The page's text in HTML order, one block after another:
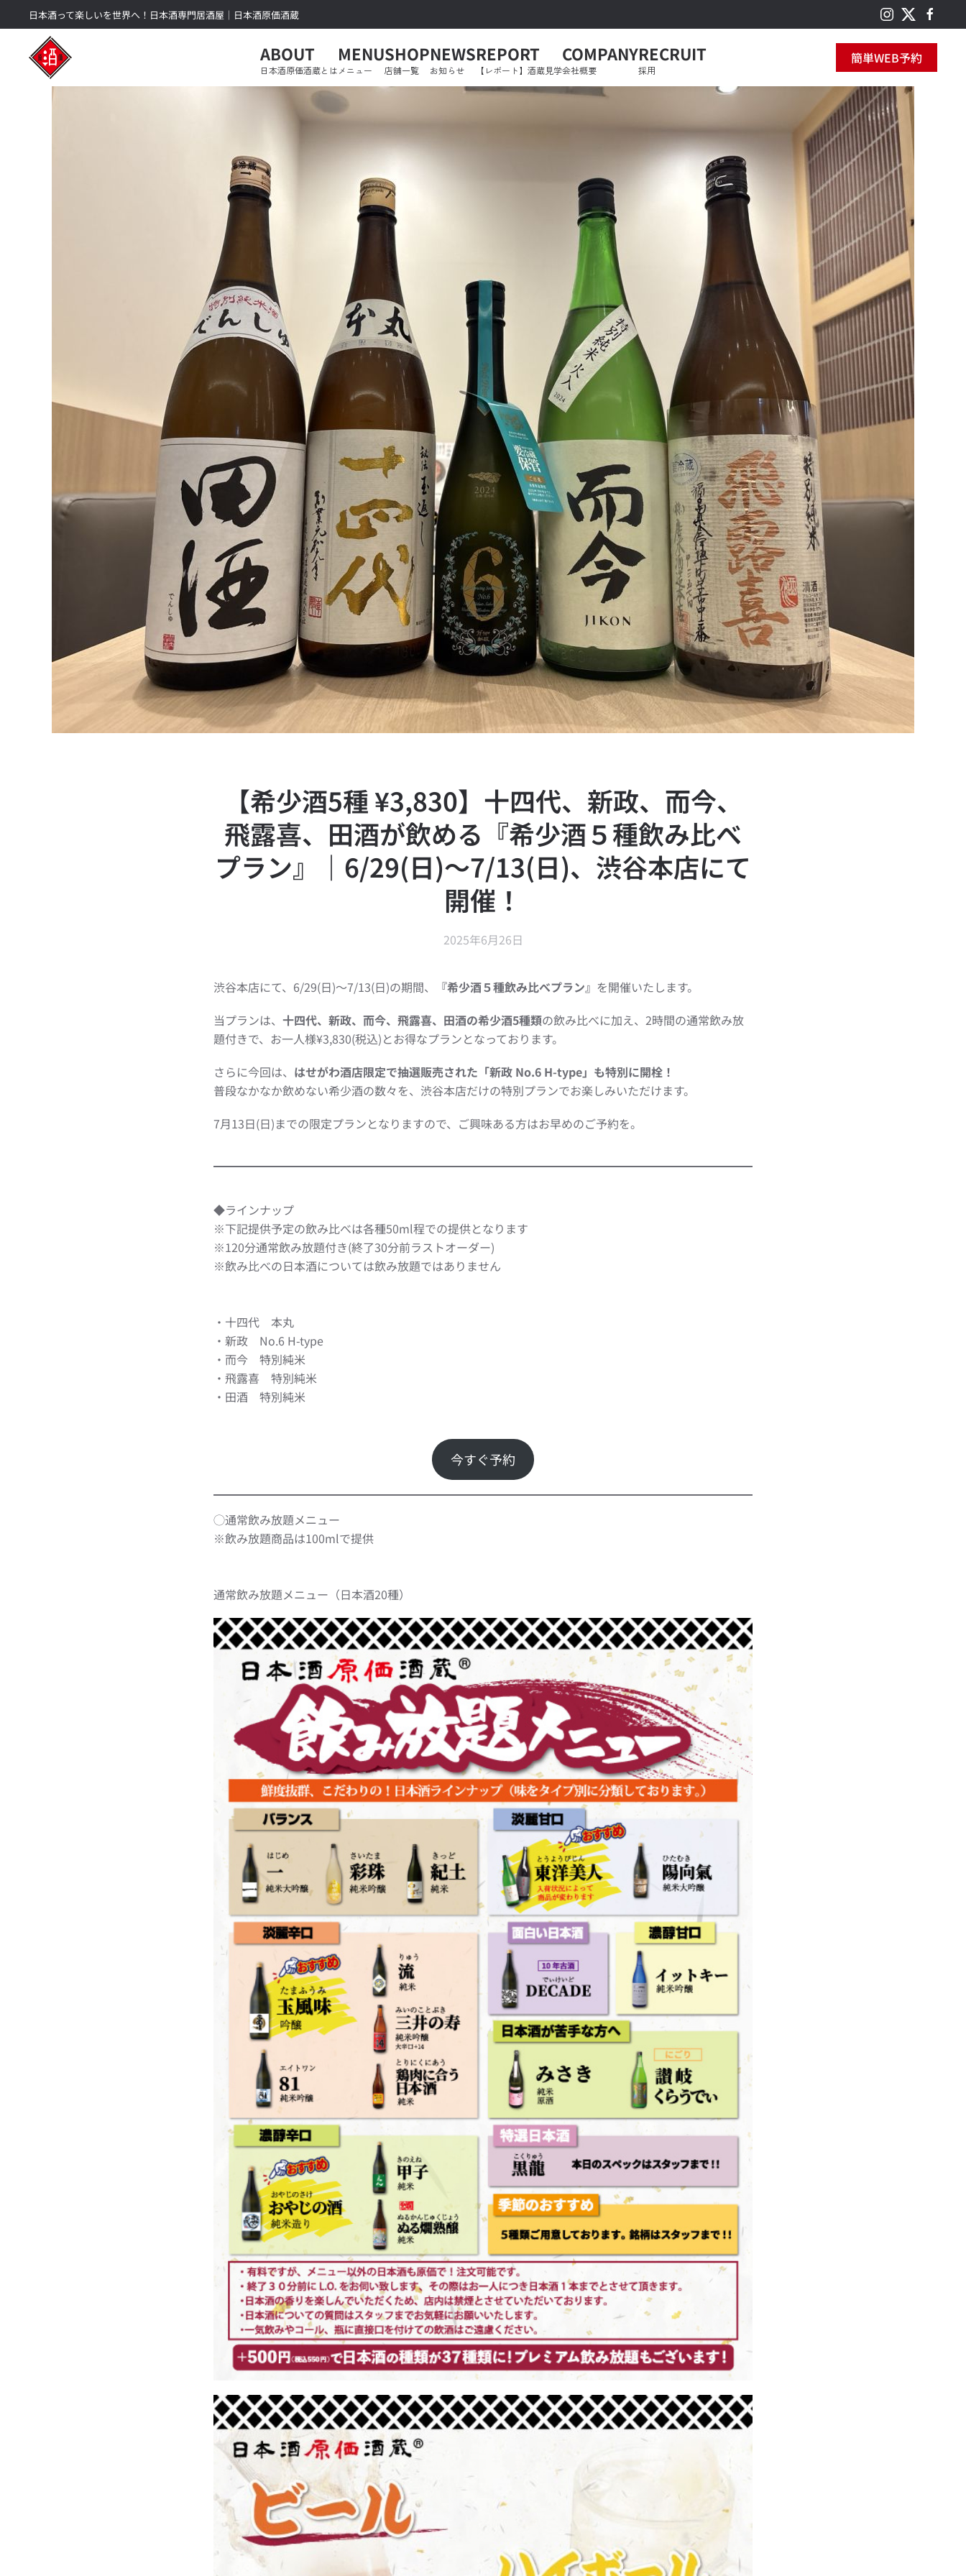
Skip to main content
日本酒って楽しいを世界へ！日本酒専門居酒屋｜日本酒原価酒蔵
ABOUT
日本酒原価酒蔵とは
MENU
メニュー
SHOP
店舗一覧
NEWS
お知らせ
REPORT
【レポート】酒蔵見学
COMPANY
会社概要
RECRUIT
採用
簡単WEB予約
【希少酒5種 ¥3,830】十四代、新政、而今、
飛露喜、田酒が飲める『希少酒５種飲み比べ
プラン』｜6/29(日)〜7/13(日)、渋谷本店にて
開催！
2025年6月26日
渋谷本店にて、6/29(日)〜7/13(日)の期間、 『希少酒５種飲み比べプラン』 を開催いたします。
当プランは、 十四代、新政、而今、飛露喜、田酒の希少酒5種類の飲み比べに加え、2時間の通常飲み放
題付きで、お一人様¥3,830(税込)とお得なプランとなっております。
さらに今回は、 はせがわ酒店限定で抽選販売された「新政 No.6 H-type」も特別に開栓！
普段なかなか飲めない希少酒の数々を、渋谷本店だけの特別プランでお楽しみいただけます。
7月13日(日)までの限定プランとなりますので、ご興味ある方はお早めのご予約を。
◆ラインナップ
※下記提供予定の飲み比べは各種50ml程での提供となります
※120分通常飲み放題付き(終了30分前ラストオーダー)
※飲み比べの日本酒については飲み放題ではありません
・十四代 本丸
・新政 No.6 H-type
・而今 特別純米
・飛露喜 特別純米
・田酒 特別純米
今すぐ予約
◯通常飲み放題メニュー
※飲み放題商品は100mlで提供
通常飲み放題メニュー（日本酒20種）